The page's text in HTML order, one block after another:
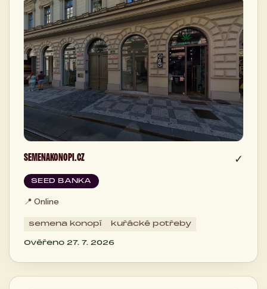
SEMENAKONOPI.CZ ✓
SEED BANKA
📍 Online
semena konopí kuřácké potřeby
Ověřeno 27. 7. 2026